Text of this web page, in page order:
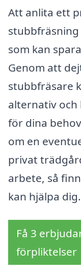
Att anlita ett
stubbfräsning
som kan
Genom att
stubbfräsare
alternativ och
för dina
om en
privat
arbete, så
kan hjälpa dig.
Få 3
förpliktelser